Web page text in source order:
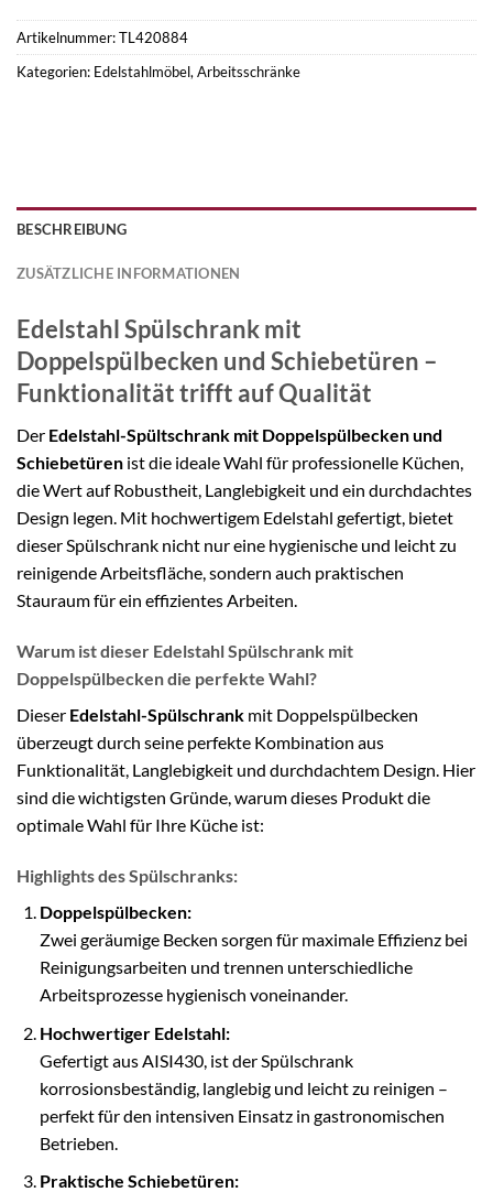
Artikelnummer:TL420884
Kategorien: Edelstahlmöbel,Arbeitsschränke
BESCHREIBUNG
ZUSÄTZLICHE INFORMATIONEN
Edelstahl Spülschrank mit
Doppelspülbecken und Schiebetüren –
Funktionalität trifft auf Qualität
Der Edelstahl-Spültschrank mit Doppelspülbecken und
Schiebetüren ist die ideale Wahl für professionelle Küchen,
die Wert auf Robustheit, Langlebigkeit und ein durchdachtes
Design legen. Mit hochwertigem Edelstahl gefertigt, bietet
dieser Spülschrank nicht nur eine hygienische und leicht zu
reinigende Arbeitsfläche, sondern auch praktischen
Stauraum für ein effizientes Arbeiten.
Warum ist dieser Edelstahl Spülschrank mit
Doppelspülbecken die perfekte Wahl?
Dieser Edelstahl-Spülschrank mit Doppelspülbecken
überzeugt durch seine perfekte Kombination aus
Funktionalität, Langlebigkeit und durchdachtem Design. Hier
sind die wichtigsten Gründe, warum dieses Produkt die
optimale Wahl für Ihre Küche ist:
Highlights des Spülschranks:
Doppelspülbecken:
Zwei geräumige Becken sorgen für maximale Effizienz bei
Reinigungsarbeiten und trennen unterschiedliche
Arbeitsprozesse hygienisch voneinander.
Hochwertiger Edelstahl:
Gefertigt aus AISI430, ist der Spülschrank
korrosionsbeständig, langlebig und leicht zu reinigen –
perfekt für den intensiven Einsatz in gastronomischen
Betrieben.
Praktische Schiebetüren: